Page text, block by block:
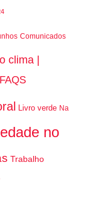
Comunicados
clima |
FAQS
Livro verde Na
no
Trabalho